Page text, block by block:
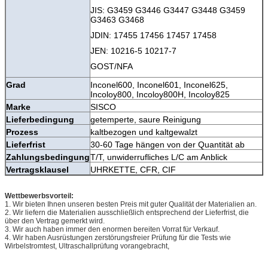
JIS: G3459 G3446 G3447 G3448 G3459
G3463 G3468
JDIN: 17455 17456 17457 17458
JEN: 10216-5 10217-7
GOST/NFA
Grad
Inconel600, Inconel601, Inconel625,
Incoloy800, Incoloy800H, Incoloy825
Marke
SISCO
Lieferbedingung
getemperte, saure Reinigung
Prozess
kaltbezogen und kaltgewalzt
Lieferfrist
30-60 Tage hängen von der Quantität ab
ZahlungsbedingungT/T, unwiderrufliches L/C am Anblick
Vertragsklausel
UHRKETTE, CFR, CIF
Wettbewerbsvorteil:
1. Wir bieten Ihnen unseren besten Preis mit guter Qualität der Materialien an.
2. Wir liefern die Materialien ausschließlich entsprechend der Lieferfrist, die
über den Vertrag gemerkt wird.
3. Wir auch haben immer den enormen bereiten Vorrat für Verkauf.
4. Wir haben Ausrüstungen zerstörungsfreier Prüfung für die Tests wie
Wirbelstromtest, Ultraschallprüfung vorangebracht,